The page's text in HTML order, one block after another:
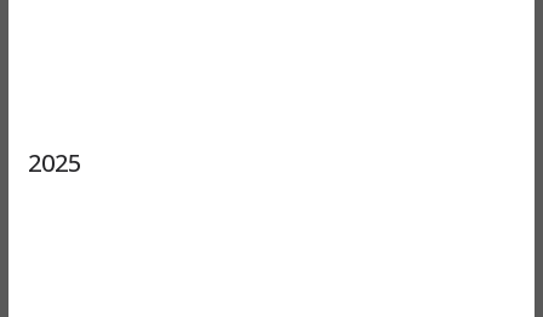
2025